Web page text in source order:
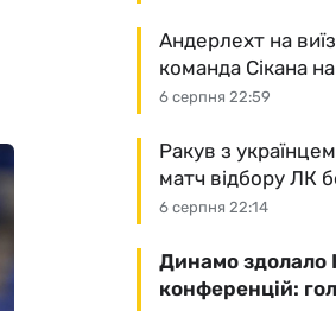
6 серпня 22:59
Андерлехт на
команда Сікана
6 серпня 22:14
Ракув з
матч відбору ЛК
Динамо здолало
конференцій: